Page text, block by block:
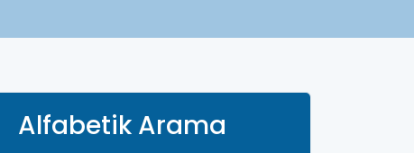
Alfabetik Arama